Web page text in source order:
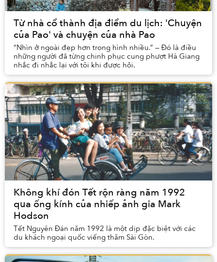
Từ nhà cổ thành địa điểm du lịch: 'Chuyện
của Pao' và chuyện của nhà Pao
“Nhìn ở ngoài đẹp hơn trong hình nhiều.” — Đó là điều
những người đã từng chinh phục cung phượt Hà Giang
nhắc đi nhắc lại với tôi khi được hỏi.
Không khí đón Tết rộn ràng năm 1992
qua ống kính của nhiếp ảnh gia Mark
Hodson
Tết Nguyên Đán năm 1992 là một dịp đặc biệt với các
du khách ngoại quốc viếng thăm Sài Gòn.